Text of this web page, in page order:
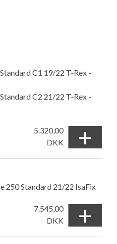
C1 19/22 T-Rex -
C2 21/22 T-Rex -
5.320,00
DKK
+
250 Standard 21/22 IsaFix
7.545,00
DKK
+